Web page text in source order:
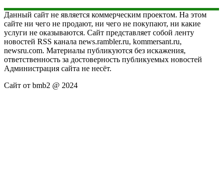
Данный сайт не является коммерческим проектом. На этом
сайте ни чего не продают, ни чего не покупают, ни какие
услуги не оказываются. Сайт представляет собой ленту
новостей RSS канала news.rambler.ru, kommersant.ru,
newsru.com. Материалы публикуются без искажения,
ответственность за достоверность публикуемых новостей
Администрация сайта не несёт.
Сайт от bmb2 @ 2024